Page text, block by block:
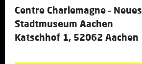
Centre Charlemagne – Neues
Stadtmuseum Aachen
Katschhof 1, 52062 Aachen